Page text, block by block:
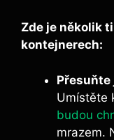
Zde je několik
kontejnerech:
Přesuňte
Umístěte
budou
mrazem.